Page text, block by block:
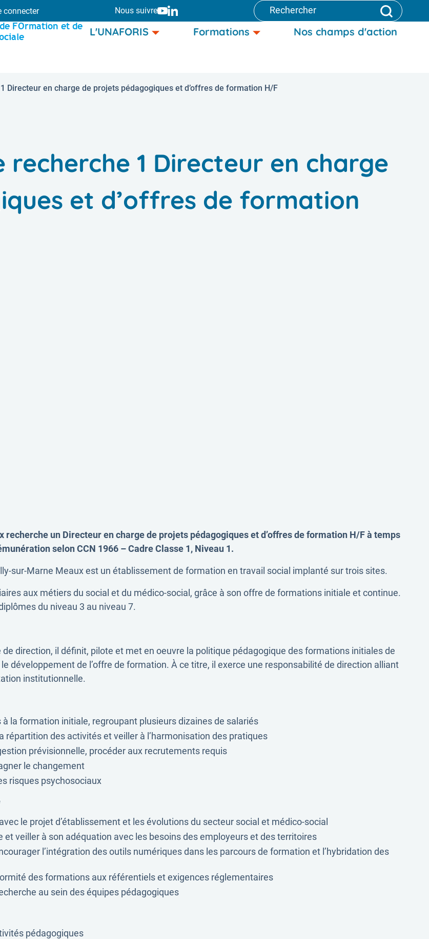
connecter Nous suivre Youtube
de FOrmation et de
Menu
L'UNAFORIS Formations Nos champs d'action
Directeur en charge de projets pédagogiques et d’offres de formation H/F
recherche 1 Directeur en charge
et d’offres de formation
recherche un Directeur en charge de projets pédagogiques et d’offres de formation H/F à temps
selon CCN 1966 – Cadre Classe 1, Niveau 1.
sur-Marne Meaux est un établissement de formation en travail social implanté sur trois sites.
aux métiers du social et du médico-social, grâce à son offre de formations initiale et continue.
du niveau 3 au niveau 7.
direction, il définit, pilote et met en oeuvre la politique pédagogique des formations initiales de
développement de l’offre de formation. À ce titre, il exerce une responsabilité de direction alliant
institutionnelle.
la formation initiale, regroupant plusieurs dizaines de salariés
des activités et veiller à l’harmonisation des pratiques
prévisionnelle, procéder aux recrutements requis
le changement
risques psychosociaux
le projet d’établissement et les évolutions du secteur social et médico-social
veiller à son adéquation avec les besoins des employeurs et des territoires
l’intégration des outils numériques dans les parcours de formation et l’hybridation des
des formations aux référentiels et exigences réglementaires
au sein des équipes pédagogiques
pédagogiques